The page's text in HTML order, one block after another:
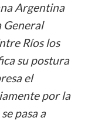
Argentina
General
Ríos los
su postura
el
por la
pasa a